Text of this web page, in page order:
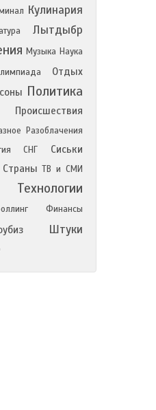
Кулинария
Лытдыбр
Музыка Наука
Отдых
Политика
Происшествия
Разоблачения
СНГ
Сиськи
Страны ТВ и СМИ
Технологии
Финансы
Штуки